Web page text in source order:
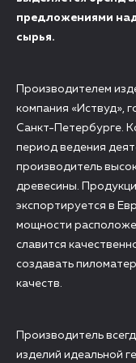
предложениями
сырья.
Производителем
компания «Иствуд»,
Санкт-Петербурге.
период ведения
производитель
древесины.
экспортируется в
мощности
славится
создавать
качеств.
Производитель
изделий идеальной